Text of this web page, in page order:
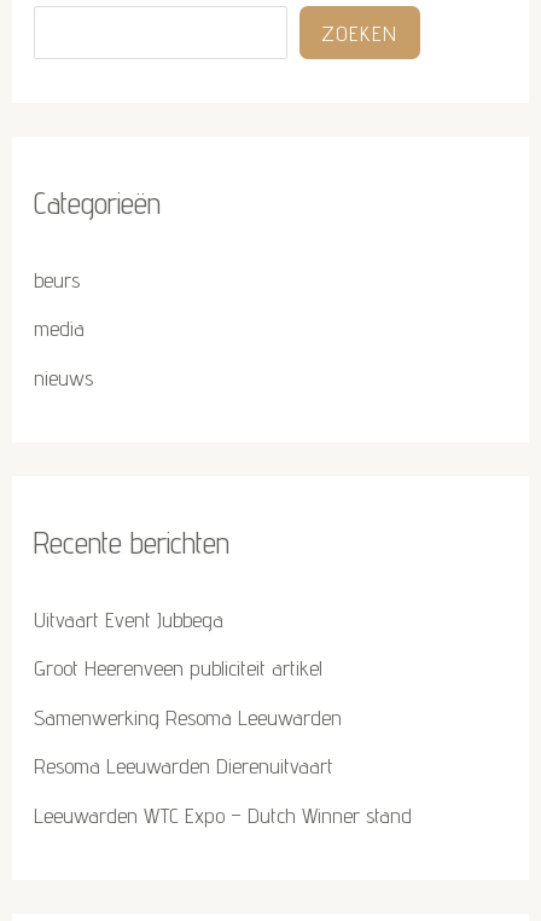
ZOEKEN
Categorieën
beurs
media
nieuws
Recente berichten
Uitvaart Event Jubbega
Groot Heerenveen publiciteit artikel
Samenwerking Resoma Leeuwarden
Resoma Leeuwarden Dierenuitvaart
Leeuwarden WTC Expo – Dutch Winner stand